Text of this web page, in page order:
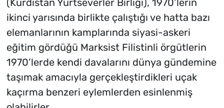
ikinci yarısında birlikte çalıştığı ve hatta bazı
elemanlarının kamplarında siyasi-askeri
eğitim gördüğü Marksist Filistinli örgütlerin
1970’lerde kendi davalarını dünya gündemine
taşımak amacıyla gerçekleştirdikleri uçak
kaçırma benzeri eylemlerden esinlenmiş